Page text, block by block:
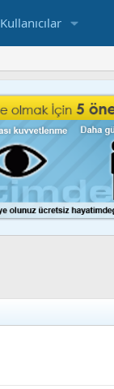
Kullanıcılar